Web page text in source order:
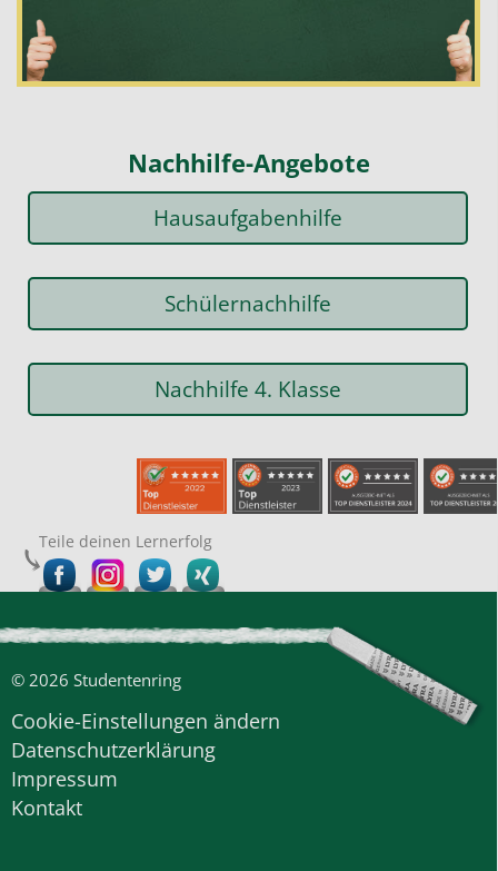
Nachhilfe-Angebote
Hausaufgabenhilfe
Schülernachhilfe
Nachhilfe 4. Klasse
Teile deinen Lernerfolg
© 2026 Studentenring
Cookie-Einstellungen ändern
Datenschutzerklärung
Impressum
Kontakt